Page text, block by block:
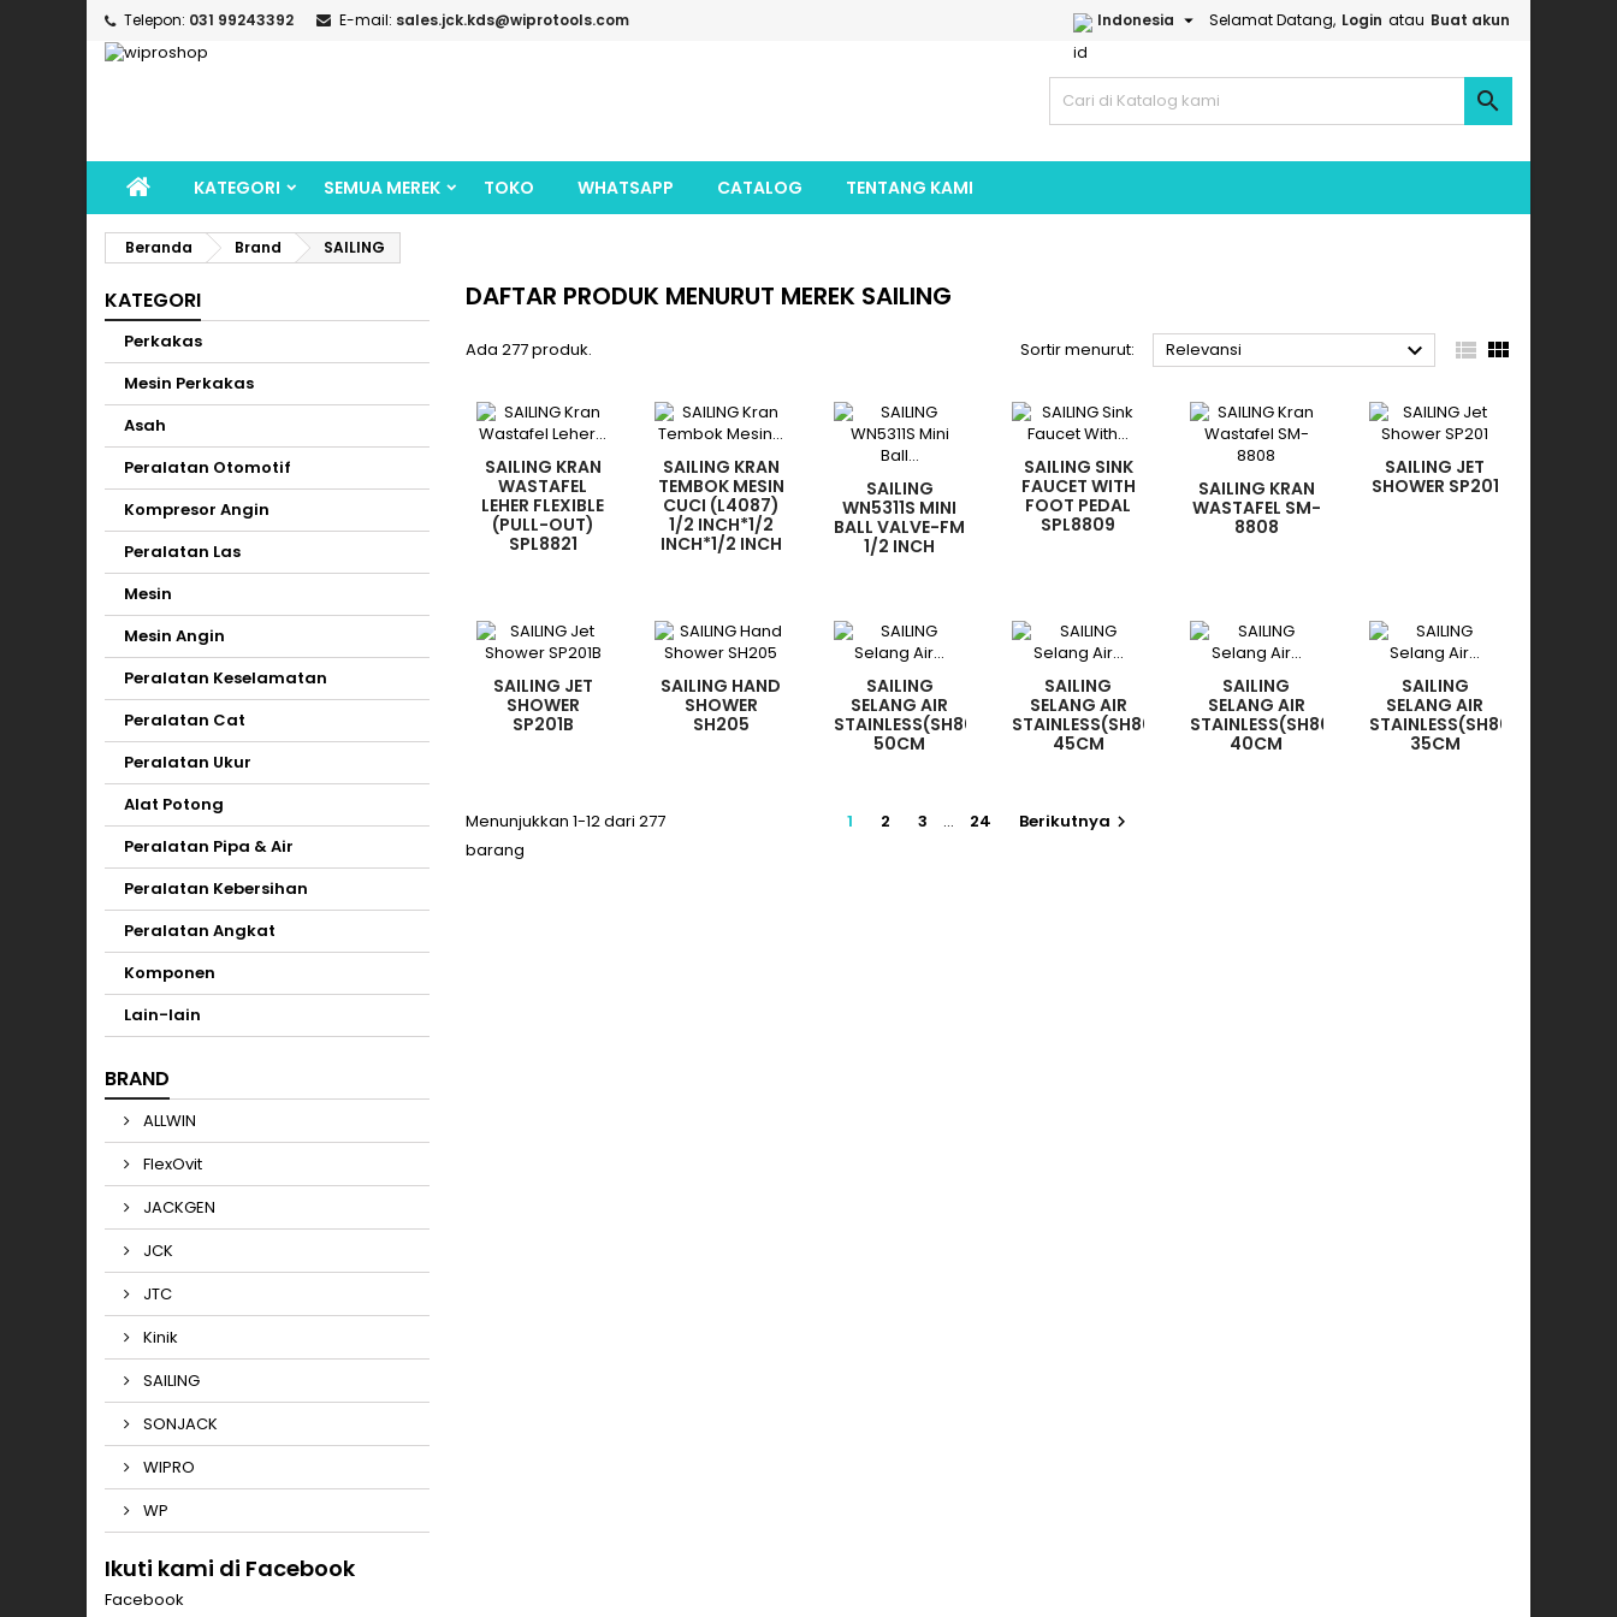
Telepon: 031 99243392 E-mail: sales.jck.kds@wiprotools.com Selamat Datang, Login atau Buat akun
Indonesia 

KATEGORI SEMUA MEREK TOKO WHATSAPP CATALOG TENTANG KAMI
Beranda Brand SAILING
KATEGORI
Perkakas
Mesin Perkakas
Asah
Peralatan Otomotif
Kompresor Angin
Peralatan Las
Mesin
Mesin Angin
Peralatan Keselamatan
Peralatan Cat
Peralatan Ukur
Alat Potong
Peralatan Pipa & Air
Peralatan Kebersihan
Peralatan Angkat
Komponen
Lain-lain
BRAND
ALLWIN
FlexOvit
JACKGEN
JCK
JTC
Kinik
SAILING
SONJACK
WIPRO
WP
DAFTAR PRODUK MENURUT MEREK SAILING
Ada 277 produk. Sortir menurut: Relevansi   
SAILING KRAN
WASTAFEL
LEHER FLEXIBLE
(PULL-OUT)
SPL8821
SAILING KRAN
TEMBOK MESIN
CUCI (L4087)
1/2 INCH*1/2
INCH*1/2 INCH
SAILING
WN5311S MINI
BALL VALVE-FM
1/2 INCH
SAILING SINK
FAUCET WITH
FOOT PEDAL
SPL8809
SAILING KRAN
WASTAFEL SM-
8808
SAILING JET
SHOWER SP201
SAILING JET
SHOWER
SP201B
SAILING HAND
SHOWER
SH205
SAILING
SELANG AIR
STAINLESS(SH8001)
50CM
SAILING
SELANG AIR
STAINLESS(SH8001)
45CM
SAILING
SELANG AIR
STAINLESS(SH8001)
40CM
SAILING
SELANG AIR
STAINLESS(SH8001)
35CM
Menunjukkan 1-12 dari 277
barang
1 2 3 … 24 Berikutnya 
Ikuti kami di Facebook
Facebook